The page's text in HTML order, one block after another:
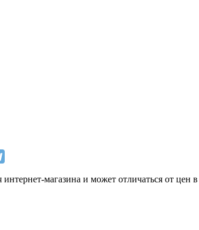
интернет-магазина и может отличаться от цен